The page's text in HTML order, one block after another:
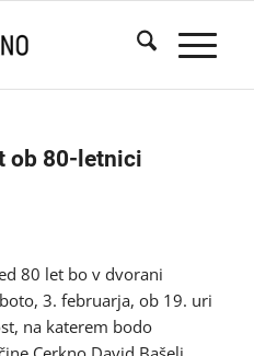
ob 80-letnici
80 let bo v dvorani
3. februarja, ob 19. uri
na katerem bodo